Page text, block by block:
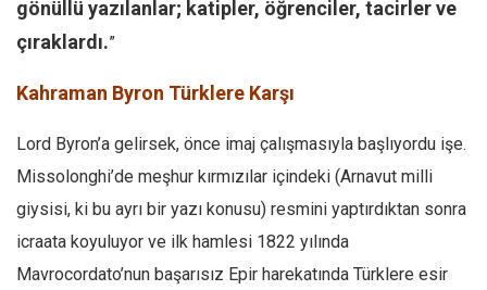
gönüllü yazılanlar; katipler, öğrenciler, tacirler ve
çıraklardı.”
Kahraman Byron Türklere Karşı
Lord Byron’a gelirsek, önce imaj çalışmasıyla başlıyordu işe.
Missolonghi’de meşhur kırmızılar içindeki (Arnavut milli
giysisi, ki bu ayrı bir yazı konusu) resmini yaptırdıktan sonra
icraata koyuluyor ve ilk hamlesi 1822 yılında
Mavrocordato’nun başarısız Epir harekatında Türklere esir